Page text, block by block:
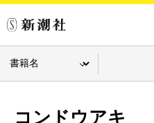
コンドウアキ